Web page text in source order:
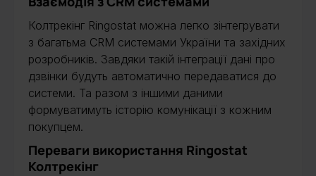
Колтрекінг Ringostat можна легко зінтегрувати
з багатьма CRM системами України та західних
розробників. Завдяки такій інтеграції дані про
дзвінки будуть автоматично передаватися до
системи. Та разом з іншими даними
формуватимуть історію комунікації з кожним
покупцем.
Переваги використання Ringostat
Колтрекінг